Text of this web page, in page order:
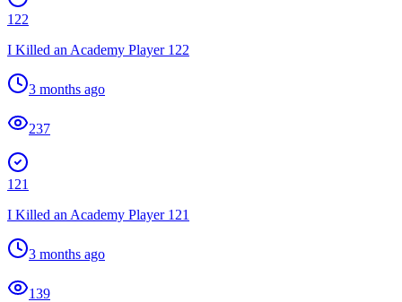
122
I Killed an Academy Player 122
3 months ago
237
121
I Killed an Academy Player 121
3 months ago
139